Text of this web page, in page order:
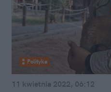
Polityka
11 kwietnia 2022, 06:12